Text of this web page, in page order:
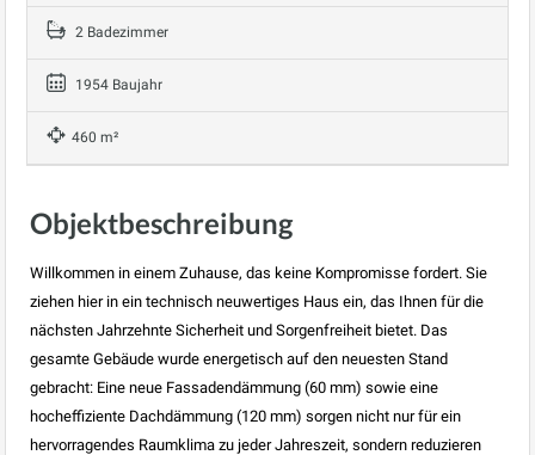
2 Badezimmer
1954 Baujahr
460 m²
Objektbeschreibung
Willkommen in einem Zuhause, das keine Kompromisse fordert. Sie
ziehen hier in ein technisch neuwertiges Haus ein, das Ihnen für die
nächsten Jahrzehnte Sicherheit und Sorgenfreiheit bietet. Das
gesamte Gebäude wurde energetisch auf den neuesten Stand
gebracht: Eine neue Fassadendämmung (60 mm) sowie eine
hocheffiziente Dachdämmung (120 mm) sorgen nicht nur für ein
hervorragendes Raumklima zu jeder Jahreszeit, sondern reduzieren